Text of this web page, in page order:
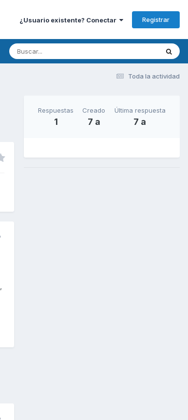
¿Usuario existente? Conectar Registrar
Toda la actividad
Respuestas
1
Creado
7 a
Última respuesta
7 a